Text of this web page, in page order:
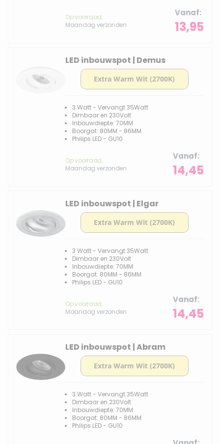
Op voorraad,
Maandag verzonden
Vanaf
13,95
LED inbouwspot | Demus
3 Watt - Vervangt 35Watt
Dimbaar en 230Volt
Inbouwdiepte: 70MM
Boorgat: 80MM - 86MM
Philips LED - GU10
Op voorraad,
Maandag verzonden
Vanaf
14,45
LED inbouwspot | Elgar
3 Watt - Vervangt 35Watt
Dimbaar en 230Volt
Inbouwdiepte: 70MM
Boorgat: 80MM - 86MM
Philips LED - GU10
Op voorraad,
Maandag verzonden
Vanaf
14,45
LED inbouwspot | Abram
3 Watt - Vervangt 35Watt
Dimbaar en 230Volt
Inbouwdiepte: 70MM
Boorgat: 80MM - 86MM
Philips LED - GU10